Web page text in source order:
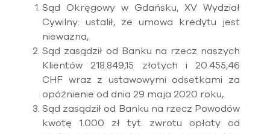
Sąd Okręgowy w Gdańsku, XV Wydział
Cywilny: ustalił, że umowa kredytu jest
nieważna,
Sąd zasądził od Banku na rzecz naszych
Klientów 218.849,15 złotych i 20.455,46
CHF wraz z ustawowymi odsetkami za
opóźnienie od dnia 29 maja 2020 roku,
Sąd zasądził od Banku na rzecz Powodów
kwotę 1.000 zł tyt. zwrotu opłaty od